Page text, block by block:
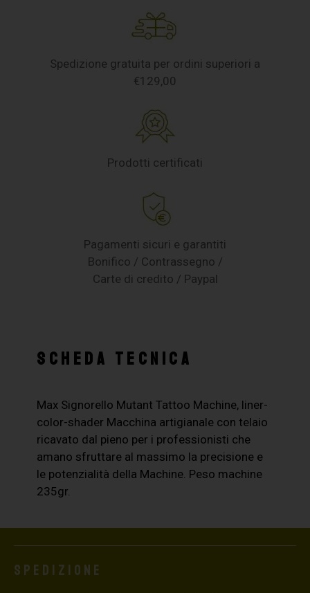
Spedizione gratuita per ordini superiori a
€129,00
Prodotti certificati
Pagamenti sicuri e garantiti
Bonifico / Contrassegno /
Carte di credito / Paypal
SCHEDA TECNICA
Max Signorello Mutant Tattoo Machine, liner-
color-shader Macchina artigianale con telaio
ricavato dal pieno per i professionisti che
amano sfruttare al massimo la precisione e
le potenzialità della Machine. Peso machine
235gr.
Spedizione